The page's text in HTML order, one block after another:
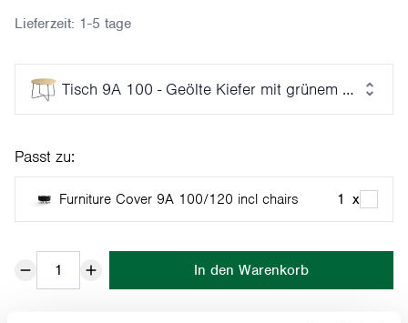
Lieferzeit: 1-5 tage
Tisch 9A 100 - Geölte Kiefer mit grünem Gestell
Passt zu:
Furniture Cover 9A 100/120 incl chairs 1 x
In den Warenkorb